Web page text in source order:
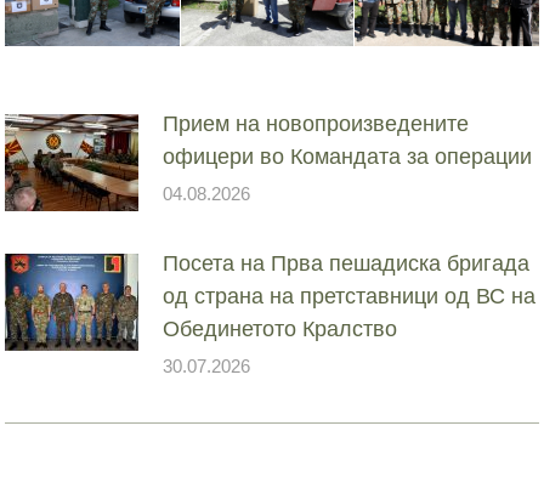
Прием на новопроизведените
офицери во Командата за операции
04.08.2026
Посета на Прва пешадиска бригада
од страна на претставници од ВС на
Обединетото Кралство
30.07.2026